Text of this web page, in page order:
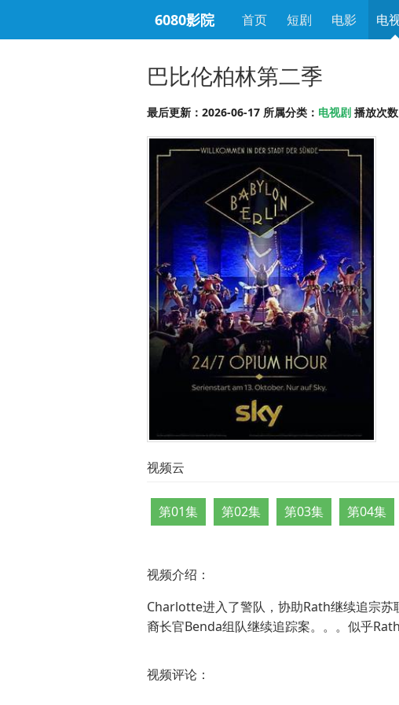
6080影院 首页 短剧 电影 电
巴比伦柏林第二季
最后更新：2026-06-17 所属分类： 电视剧 播放次
视频云
第01集 第02集 第03集 第04集
视频介绍：
Charlotte进入了警队，协助Rath继续追宗苏
裔长官Benda组队继续追踪案。。。似乎
视频评论：